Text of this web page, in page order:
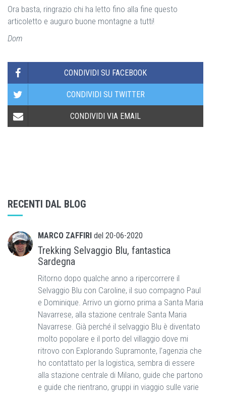
Ora basta, ringrazio chi ha letto fino alla fine questo
articoletto e auguro buone montagne a tutti!
Dom
CONDIVIDI SU FACEBOOK
CONDIVIDI SU TWITTER
CONDIVIDI VIA EMAIL
RECENTI DAL BLOG
MARCO ZAFFIRI del 20-06-2020
Trekking Selvaggio Blu, fantastica
Sardegna
Ritorno dopo qualche anno a ripercorrere il
Selvaggio Blu con Caroline, il suo compagno Paul
e Dominique. Arrivo un giorno prima a Santa Maria
Navarrese, alla stazione centrale Santa Maria
Navarrese. Già perché il selvaggio Blu è diventato
molto popolare e il porto del villaggio dove mi
ritrovo con Explorando Supramonte, l’agenzia che
ho contattato per la logistica, sembra di essere
alla stazione centrale di Milano, guide che partono
e guide che rientrano, gruppi in viaggio sulle varie